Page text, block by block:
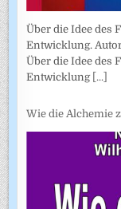
Über die Idee des
Entwicklung.
Über die Idee des
Entwicklung [...]
Wie die Alchemie